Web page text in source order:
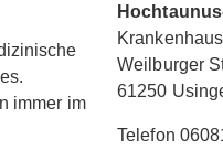
immer im
Weilburger
61250
Telefon